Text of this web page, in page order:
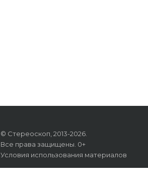
© Стереоскоп, 2013-2026.
Все права защищены. 0+
Условия использования материалов